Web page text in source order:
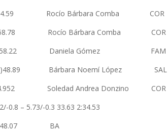
Rocío Bárbara Comba COR
58.78 Rocío Bárbara Comba
58.22 Daniela Gómez FAM Mar
(nm)48.89 Bárbara Noemí López
Andrea Donzino COR
0.8 – 5.73/-0.3 33.63 2:34.53
48.07 BA Buenos